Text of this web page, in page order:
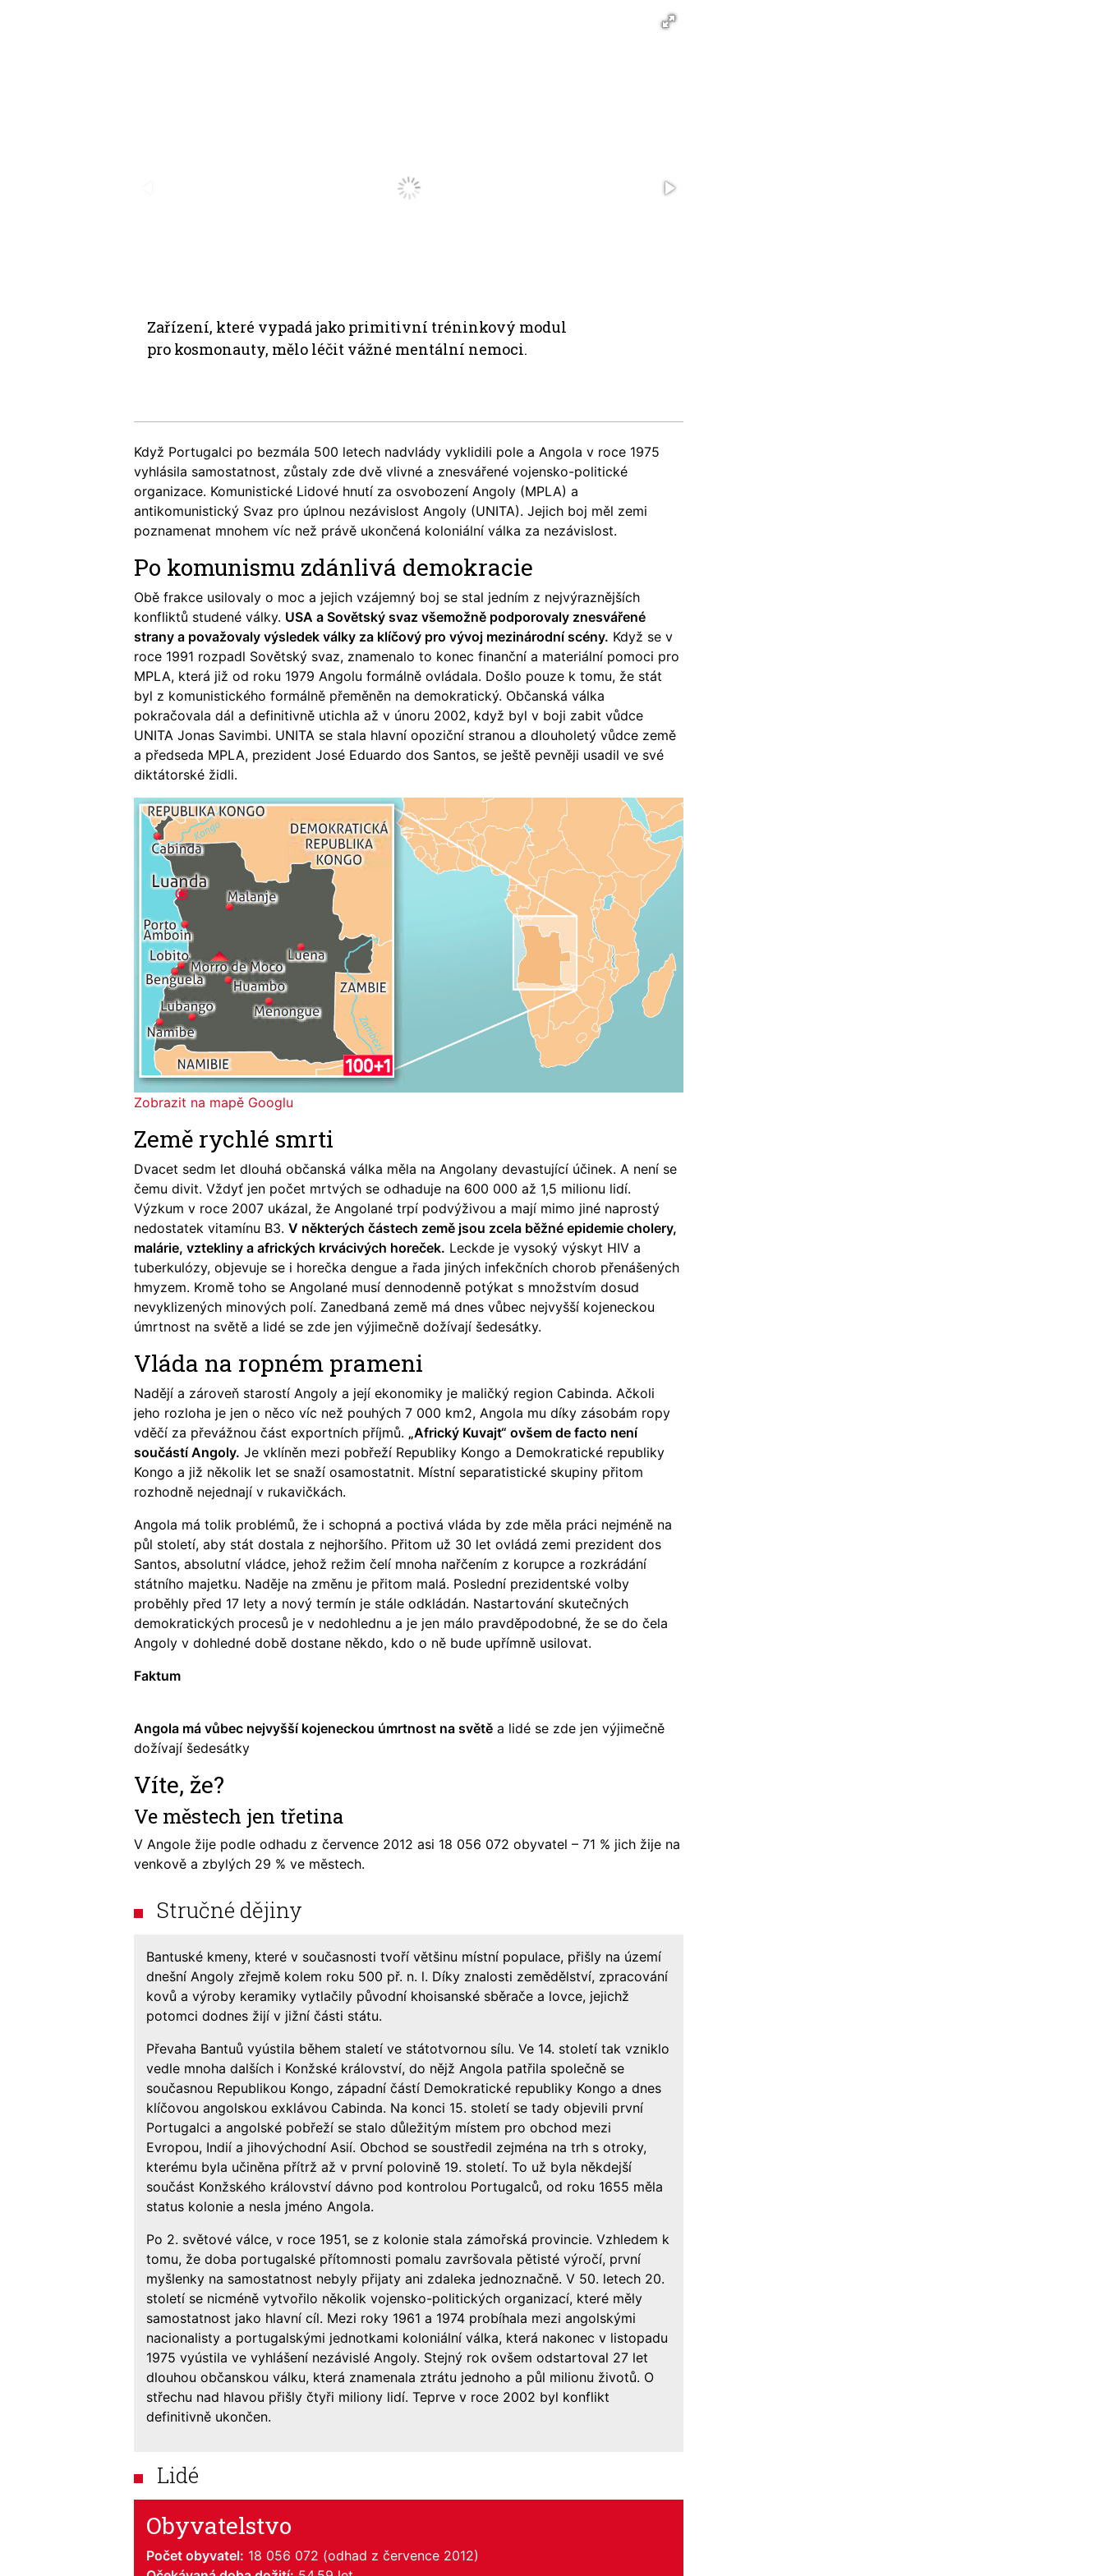
Zařízení, které vypadá jako primitivní tréninkový modul
pro kosmonauty, mělo léčit vážné mentální nemoci.
Když Portugalci po bezmála 500 letech nadvlády vyklidili pole a Angola v roce 1975
vyhlásila samostatnost, zůstaly zde dvě vlivné a znesvářené vojensko-politické
organizace. Komunistické Lidové hnutí za osvobození Angoly (MPLA) a
antikomunistický Svaz pro úplnou nezávislost Angoly (UNITA). Jejich boj měl zemi
poznamenat mnohem víc než právě ukončená koloniální válka za nezávislost.
Po komunismu zdánlivá demokracie
Obě frakce usilovaly o moc a jejich vzájemný boj se stal jedním z nejvýraznějších
konfliktů studené války. USA a Sovětský svaz všemožně podporovaly znesvářené
strany a považovaly výsledek války za klíčový pro vývoj mezinárodní scény. Když se v
roce 1991 rozpadl Sovětský svaz, znamenalo to konec finanční a materiální pomoci pro
MPLA, která již od roku 1979 Angolu formálně ovládala. Došlo pouze k tomu, že stát
byl z komunistického formálně přeměněn na demokratický. Občanská válka
pokračovala dál a definitivně utichla až v únoru 2002, když byl v boji zabit vůdce
UNITA Jonas Savimbi. UNITA se stala hlavní opoziční stranou a dlouholetý vůdce země
a předseda MPLA, prezident José Eduardo dos Santos, se ještě pevněji usadil ve své
diktátorské židli.
Zobrazit na mapě Googlu
Země rychlé smrti
Dvacet sedm let dlouhá občanská válka měla na Angolany devastující účinek. A není se
čemu divit. Vždyť jen počet mrtvých se odhaduje na 600 000 až 1,5 milionu lidí.
Výzkum v roce 2007 ukázal, že Angolané trpí podvýživou a mají mimo jiné naprostý
nedostatek vitamínu B3. V některých částech země jsou zcela běžné epidemie cholery,
malárie, vztekliny a afrických krvácivých horeček. Leckde je vysoký výskyt HIV a
tuberkulózy, objevuje se i horečka dengue a řada jiných infekčních chorob přenášených
hmyzem. Kromě toho se Angolané musí dennodenně potýkat s množstvím dosud
nevyklizených minových polí. Zanedbaná země má dnes vůbec nejvyšší kojeneckou
úmrtnost na světě a lidé se zde jen výjimečně dožívají šedesátky.
Vláda na ropném prameni
Nadějí a zároveň starostí Angoly a její ekonomiky je maličký region Cabinda. Ačkoli
jeho rozloha je jen o něco víc než pouhých 7 000 km2, Angola mu díky zásobám ropy
vděčí za převážnou část exportních příjmů. „Africký Kuvajt“ ovšem de facto není
součástí Angoly. Je vklíněn mezi pobřeží Republiky Kongo a Demokratické republiky
Kongo a již několik let se snaží osamostatnit. Místní separatistické skupiny přitom
rozhodně nejednají v rukavičkách.
Angola má tolik problémů, že i schopná a poctivá vláda by zde měla práci nejméně na
půl století, aby stát dostala z nejhoršího. Přitom už 30 let ovládá zemi prezident dos
Santos, absolutní vládce, jehož režim čelí mnoha nařčením z korupce a rozkrádání
státního majetku. Naděje na změnu je přitom malá. Poslední prezidentské volby
proběhly před 17 lety a nový termín je stále odkládán. Nastartování skutečných
demokratických procesů je v nedohlednu a je jen málo pravděpodobné, že se do čela
Angoly v dohledné době dostane někdo, kdo o ně bude upřímně usilovat.
Faktum
Angola má vůbec nejvyšší kojeneckou úmrtnost na světě a lidé se zde jen výjimečně
dožívají šedesátky
Víte, že?
Ve městech jen třetina
V Angole žije podle odhadu z července 2012 asi 18 056 072 obyvatel – 71 % jich žije na
venkově a zbylých 29 % ve městech.
Stručné dějiny
Bantuské kmeny, které v současnosti tvoří většinu místní populace, přišly na území
dnešní Angoly zřejmě kolem roku 500 př. n. l. Díky znalosti zemědělství, zpracování
kovů a výroby keramiky vytlačily původní khoisanské sběrače a lovce, jejichž
potomci dodnes žijí v jižní části státu.
Převaha Bantuů vyústila během staletí ve státotvornou sílu. Ve 14. století tak vzniklo
vedle mnoha dalších i Konžské království, do nějž Angola patřila společně se
současnou Republikou Kongo, západní částí Demokratické republiky Kongo a dnes
klíčovou angolskou exklávou Cabinda. Na konci 15. století se tady objevili první
Portugalci a angolské pobřeží se stalo důležitým místem pro obchod mezi
Evropou, Indií a jihovýchodní Asií. Obchod se soustředil zejména na trh s otroky,
kterému byla učiněna přítrž až v první polovině 19. století. To už byla někdejší
součást Konžského království dávno pod kontrolou Portugalců, od roku 1655 měla
status kolonie a nesla jméno Angola.
Po 2. světové válce, v roce 1951, se z kolonie stala zámořská provincie. Vzhledem k
tomu, že doba portugalské přítomnosti pomalu završovala pětisté výročí, první
myšlenky na samostatnost nebyly přijaty ani zdaleka jednoznačně. V 50. letech 20.
století se nicméně vytvořilo několik vojensko-politických organizací, které měly
samostatnost jako hlavní cíl. Mezi roky 1961 a 1974 probíhala mezi angolskými
nacionalisty a portugalskými jednotkami koloniální válka, která nakonec v listopadu
1975 vyústila ve vyhlášení nezávislé Angoly. Stejný rok ovšem odstartoval 27 let
dlouhou občanskou válku, která znamenala ztrátu jednoho a půl milionu životů. O
střechu nad hlavou přišly čtyři miliony lidí. Teprve v roce 2002 byl konflikt
definitivně ukončen.
Lidé
Obyvatelstvo
Počet obyvatel: 18 056 072 (odhad z července 2012)